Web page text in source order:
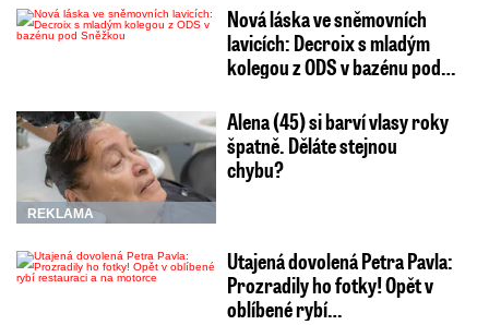
Nová láska ve sněmovních
lavicích: Decroix s mladým
kolegou z ODS v bazénu pod…
REKLAMA
Alena (45) si barví vlasy roky
špatně. Děláte stejnou
chybu?
Utajená dovolená Petra Pavla:
Prozradily ho fotky! Opět v
oblíbené rybí…